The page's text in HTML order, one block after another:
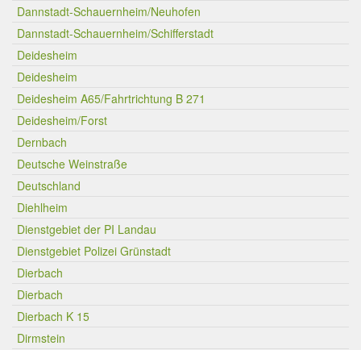
Dannstadt-Schauernheim/Neuhofen
Dannstadt-Schauernheim/Schifferstadt
Deidesheim
Deidesheim
Deidesheim A65/Fahrtrichtung B 271
Deidesheim/Forst
Dernbach
Deutsche Weinstraße
Deutschland
Diehlheim
Dienstgebiet der PI Landau
Dienstgebiet Polizei Grünstadt
Dierbach
Dierbach
Dierbach K 15
Dirmstein